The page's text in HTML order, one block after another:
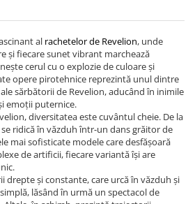
al rachetelor de Revelion, unde
și fiecare sunet vibrant marchează
cerul cu o explozie de culoare și
opere pirotehnice reprezintă unul dintre
sărbătorii de Revelion, aducând în inimile
emoții puternice.
diversitatea este cuvântul cheie. De la
se ridică în văzduh într-un dans grăitor de
mai sofisticate modele care desfășoară
de artificii, fiecare variantă își are
drepte și constante, care urcă în văzduh și
lăsând în urmă un spectacol de